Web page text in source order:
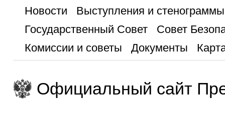
Новости
Выступления и стенограммы
Государственный Совет
Совет
Комиссии и советы
Документы
Официальный сайт